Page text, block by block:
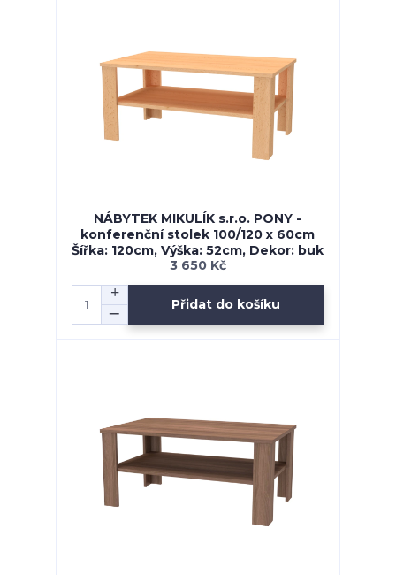
NÁBYTEK MIKULÍK s.r.o. PONY -
konferenční stolek 100/120 x 60cm
Šířka: 120cm, Výška: 52cm, Dekor: buk
3 650 Kč
Přidat do košíku